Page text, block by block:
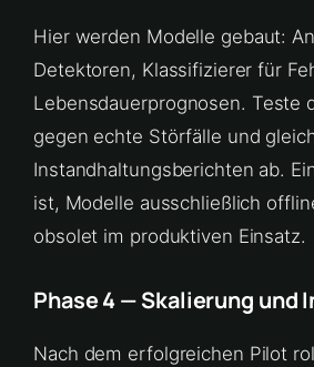
Hier werden Modelle gebaut:
Detektoren, Klassifizierer für
Lebensdauerprognosen. Teste
gegen echte Störfälle und
Instandhaltungsberichten ab.
ist, Modelle ausschließlich
obsolet im produktiven Einsatz.
Phase 4 — Skalierung und
Nach dem erfolgreichen Pilot